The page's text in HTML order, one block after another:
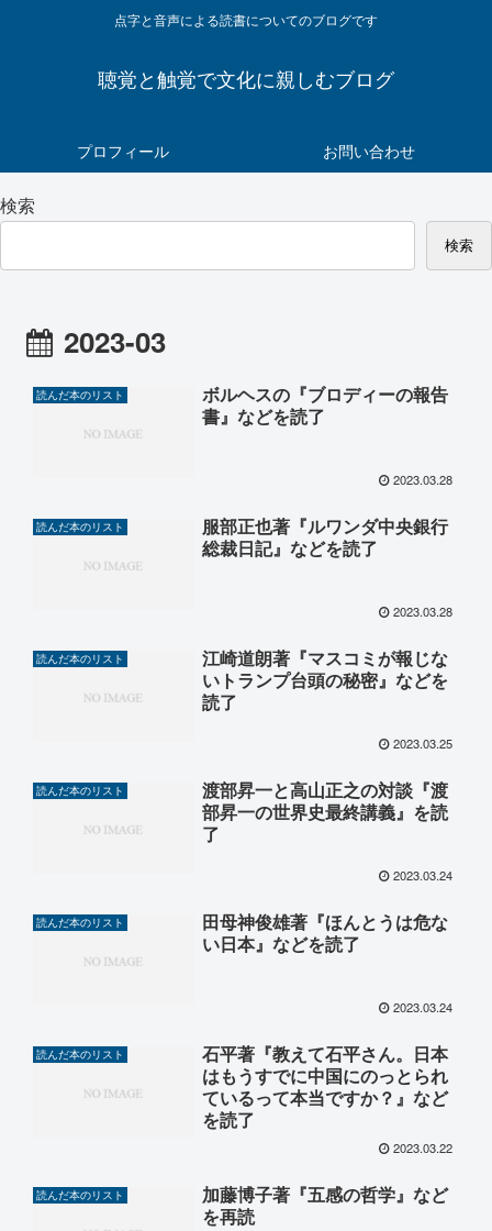
点字と音声による読書についてのブログです
聴覚と触覚で文化に親しむブログ
プロフィール お問い合わせ
検索
検索
2023-03
読んだ本のリスト
ボルヘスの『ブロディーの報告
書』などを読了
2023.03.28
読んだ本のリスト
服部正也著『ルワンダ中央銀行
総裁日記』などを読了
2023.03.28
読んだ本のリスト
江崎道朗著『マスコミが報じな
いトランプ台頭の秘密』などを
読了
2023.03.25
読んだ本のリスト
渡部昇一と高山正之の対談『渡
部昇一の世界史最終講義』を読
了
2023.03.24
読んだ本のリスト
田母神俊雄著『ほんとうは危な
い日本』などを読了
2023.03.24
読んだ本のリスト
石平著『教えて石平さん。日本
はもうすでに中国にのっとられ
ているって本当ですか？』など
を読了
2023.03.22
読んだ本のリスト
加藤博子著『五感の哲学』など
を再読